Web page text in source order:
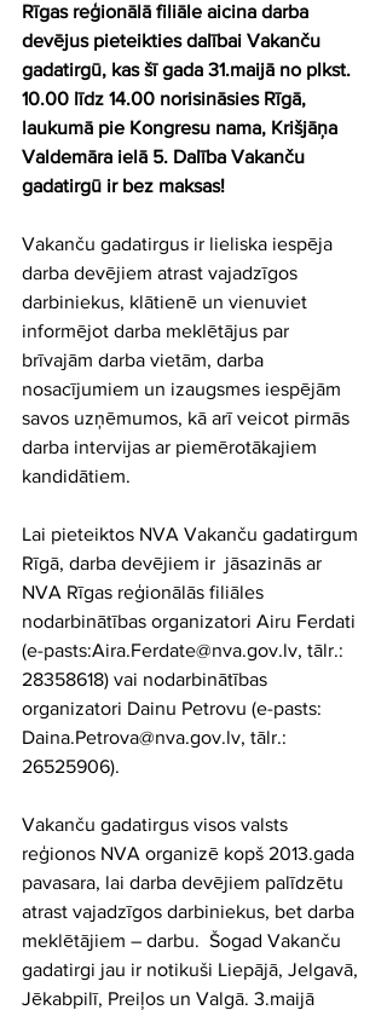
Rīgas reģionālā filiāle aicina darba
devējus pieteikties dalībai Vakanču
gadatirgū, kas šī gada 31.maijā no plkst.
10.00 līdz 14.00 norisināsies Rīgā,
laukumā pie Kongresu nama, Krišjāņa
Valdemāra ielā 5. Dalība Vakanču
gadatirgū ir bez maksas!
Vakanču gadatirgus ir lieliska iespēja
darba devējiem atrast vajadzīgos
darbiniekus, klātienē un vienuviet
informējot darba meklētājus par
brīvajām darba vietām, darba
nosacījumiem un izaugsmes iespējām
savos uzņēmumos, kā arī veicot pirmās
darba intervijas ar piemērotākajiem
kandidātiem.
Lai pieteiktos NVA Vakanču gadatirgum
Rīgā, darba devējiem ir  jāsazinās ar
NVA Rīgas reģionālās filiāles
nodarbinātības organizatori Airu Ferdati
(e-pasts:Aira.Ferdate@nva.gov.lv, tālr.:
28358618) vai nodarbinātības
organizatori Dainu Petrovu (e-pasts:
Daina.Petrova@nva.gov.lv, tālr.:
26525906).
Vakanču gadatirgus visos valsts
reģionos NVA organizē kopš 2013.gada
pavasara, lai darba devējiem palīdzētu
atrast vajadzīgos darbiniekus, bet darba
meklētājiem – darbu.  Šogad Vakanču
gadatirgi jau ir notikuši Liepājā, Jelgavā,
Jēkabpilī, Preiļos un Valgā. 3.maijā